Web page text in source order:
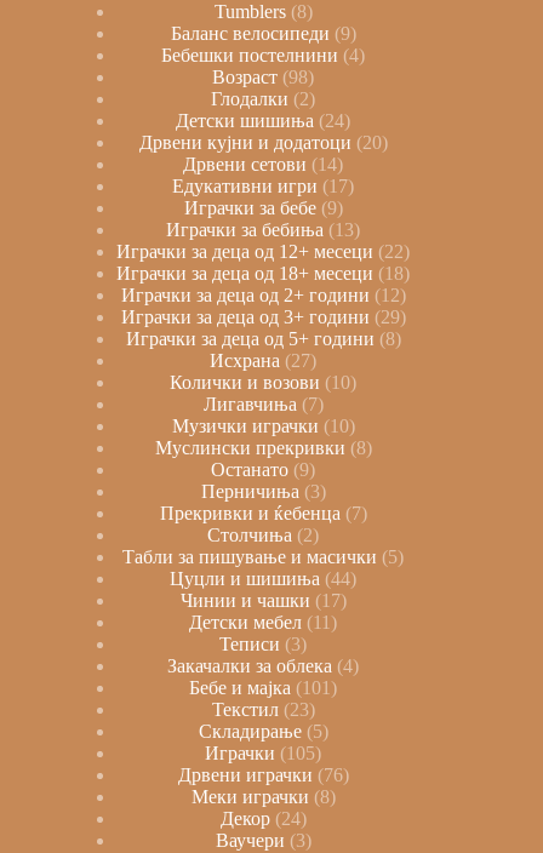
Tumblers 8
Баланс велосипеди 9
Бебешки постелнини 4
Возраст 98
Глодалки
2
Детски шишиња
24
Дрвени кујни и додатоци 20
Дрвени сетови
14
Едукативни игри
17
Играчки за бебе 9
Играчки за бебиња
13
Играчки за деца од 12+ месеци
22
Играчки за деца од 18+ месеци
18
Играчки за деца од 2+ години 12
Играчки за деца од 3+ години 29
Играчки за деца од 5+ години 8
Исхрана
27
Колички и возови
10
Лигавчиња 7
Музички играчки 10
Муслински прекривки 8
Останато 9
Перничиња 3
Прекривки и ќебенца 7
Столчиња
2
Табли за пишување и масички
5
Цуцли и шишиња 44
Чинии и чашки 17
Детски мебел
11
Теписи
3
Закачалки за облека 4
Бебе и мајка
101
Текстил 23
Складирање 5
Играчки
105
Дрвени играчки 76
Меки играчки 8
Декор 24
Ваучери 3